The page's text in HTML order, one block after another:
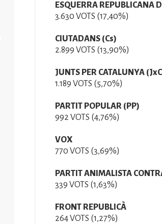
ESQUERRA REPUBLICANA
3.630 VOTS (17,40%)
CIUTADANS (Cs)
2.899 VOTS (13,90%)
JUNTS PER CATALUNYA
1.189 VOTS (5,70%)
PARTIT POPULAR (PP)
992 VOTS (4,76%)
VOX
770 VOTS (3,69%)
PARTIT ANIMALISTA
339 VOTS (1,63%)
FRONT REPUBLICÀ
264 VOTS (1,27%)